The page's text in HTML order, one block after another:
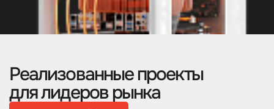
Реализованные проекты
для лидеров рынка